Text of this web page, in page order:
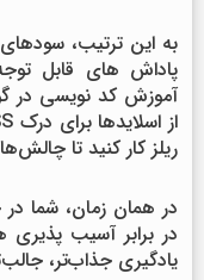
به این ترتیب،
پاداش های قابل
آموزش کد نویسی در
ریلز کار کنید تا
در همان زمان، شما
یادگیری جذاب‌تر،